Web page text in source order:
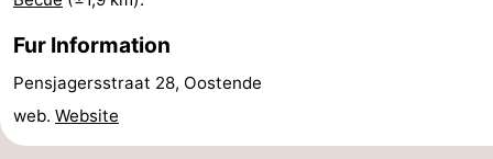
Parken
Küstetram
Medizin
Fur Information
Pensjagersstraat 28, Oostende
web. Website